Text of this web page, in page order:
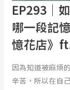
EP293｜
哪一段記
憶花店》
因為知道被麻煩
辛苦，所以在自
要
找
回
你
哪
一